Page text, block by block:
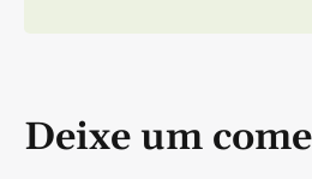
Deixe um